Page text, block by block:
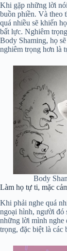
Khi gặp những lời
buồn phiền. Và theo
quá nhiều sẽ khiến
bất lực. Nghiêm
Body Shaming, họ
nghiêm trọng hơn là
Body
Làm họ tự ti, mặc
Khi phải nghe quá
ngoại hình, người đó
những lời mình nghe
trọng, đặc biệt là các